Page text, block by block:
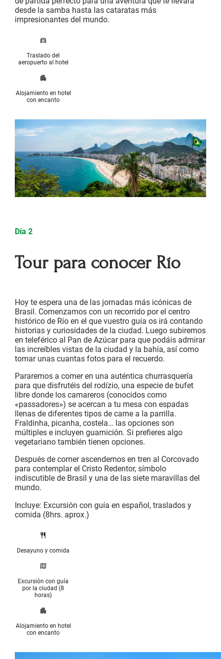
desde la samba hasta las cataratas más
impresionantes del mundo.
Traslado del
aeropuerto al hotel
Alojamiento en hotel
con encanto
Día 2
Tour para conocer Río
Hoy te espera una de las jornadas más icónicas de
Brasil. Comenzamos con un recorrido por el centro
histórico de Río en el que vuestro guía os irá contando
historias y curiosidades de la ciudad. Luego subiremos
en teleférico al Pan de Azúcar para que podáis admirar
las increíbles vistas de la ciudad y la bahía, así como
tomar unas cuantas fotos para el recuerdo.
Pararemos a comer en una auténtica churrasquería
para que disfrutéis del rodízio, una especie de bufet
libre donde los camareros (conocidos como
«passadores») se acercan a tu mesa con espadas
llenas de diferentes tipos de carne a la parrilla.
Fraldinha, picanha, costela… las opciones son
múltiples e incluyen guarnición. Si prefieres algo
vegetariano también tienen opciones.
Después de comer ascendemos en tren al Corcovado
para contemplar el Cristo Redentor, símbolo
indiscutible de Brasil y una de las siete maravillas del
mundo.
Incluye: Excursión con guía en español, traslados y
comida (8hrs. aprox.)
Desayuno y comida
Excursión con guía
por la ciudad (8
horas)
Alojamiento en hotel
con encanto